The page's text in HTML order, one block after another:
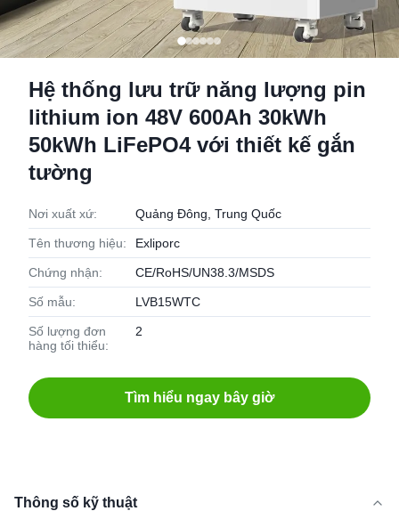
Hệ thống lưu trữ năng lượng pin
lithium ion 48V 600Ah 30kWh
50kWh LiFePO4 với thiết kế gắn
tường
Nơi xuất xứ: Quảng Đông, Trung Quốc
Tên thương hiệu: Exliporc
Chứng nhận: CE/RoHS/UN38.3/MSDS
Số mẫu: LVB15WTC
Số lượng đơn
hàng tối thiểu:
2
Tìm hiểu ngay bây giờ
Thông số kỹ thuật